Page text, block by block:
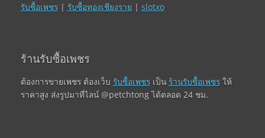
รับซื้อเพชร| รับซื้อทองเชียงราย | slotxo
ร้านรับซื้อเพชร
ต้องการขายเพชร ต้องเว็บ รับซื้อเพชรเป็น ร้านรับซื้อเพชรให้
ราคาสูง ส่งรูปมาที่ไลน์ @petchtong ได้ตลอด 24 ชม.